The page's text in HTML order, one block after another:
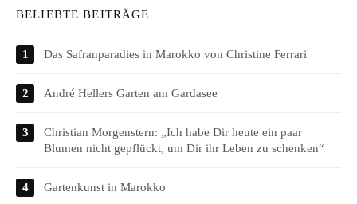
BELIEBTE BEITRÄGE
Das Safranparadies in Marokko von Christine Ferrari
André Hellers Garten am Gardasee
Christian Morgenstern: „Ich habe Dir heute ein paar
Blumen nicht gepflückt, um Dir ihr Leben zu schenken“
Gartenkunst in Marokko